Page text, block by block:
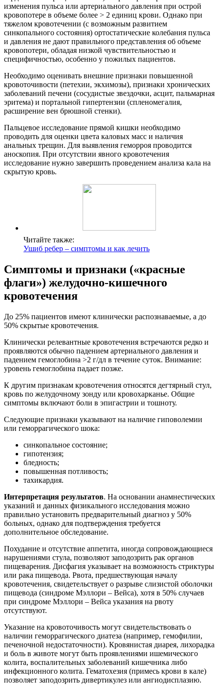
изменения пульса или артериального давления при острой
кровопотере в объеме более > 2 единиц крови. Однако при
тяжелом кровотечении (с возможным развитием
синкопального состояния) ортостатические колебания пульса
и давления не дают правильного представления об объеме
кровопотери, обладая низкой чувствительностью и
специфичностью, особенно у пожилых пациентов.
Необходимо оценивать внешние признаки повышенной
кровоточивости (петехии, экхимозы), признаки хронических
заболеваний печени (сосудистые звездочки, асцит, пальмарная
эритема) и портальной гипертензии (спленомегалия,
расширение вен брюшной стенки).
Пальцевое исследование прямой кишки необходимо
проводить для оценки цвета каловых масс и наличия
анальных трещин. Для выявления геморроя проводится
аноскопия. При отсутствии явного кровотечения
исследование нужно завершить проведением анализа кала на
скрытую кровь.
Читайте также:
Ушиб ребер – симптомы и как лечить
Симптомы и признаки («красные
флаги») желудочно-кишечного
кровотечения
До 25% пациентов имеют клинически распознаваемые, а до
50% скрытые кровотечения.
Клинически релевантные кровотечения встречаются редко и
проявляются обычно падением артериального давления и
падением гемоглобина >2 г/дл в течение суток. Внимание:
уровень гемоглобина падает позже.
К другим признакам кровотечения относятся дегтярный стул,
кровь по желудочному зонду или кровохарканье. Общие
симптомы включают боли в эпигастрии и тошноту.
Следующие признаки указывают на наличие гиповолемии
или геморрагического шока:
синкопальное состояние;
гипотензия;
бледность;
повышенная потливость;
тахикардия.
Интерпретация результатов. На основании анамнестических
указаний и данных физикального исследования можно
правильно установить предварительный диагноз у 50%
больных, однако для подтверждения требуется
дополнительное обследование.
Похудание и отсутствие аппетита, иногда сопровождающиеся
нарушениями стула, позволяют заподозрить рак органов
пищеварения. Дисфагия указывает на возможность стриктуры
или рака пищевода. Рвота, предшествующая началу
кровотечения, свидетельствует о разрыве слизистой оболочки
пищевода (синдроме Мэллори – Вейса), хотя в 50% случаев
при синдроме Мэллори – Вейса указания на рвоту
отсутствуют.
Указание на кровоточивость могут свидетельствовать о
наличии геморрагического диатеза (например, гемофилии,
печеночной недостаточности). Кровянистая диарея, лихорадка
и боль в животе могут быть проявлениями ишемического
колита, воспалительных заболеваний кишечника либо
инфекционного колита. Гематохезия (примесь крови в кале)
позволяет заподозрить дивертикулез или ангиодисплазию.